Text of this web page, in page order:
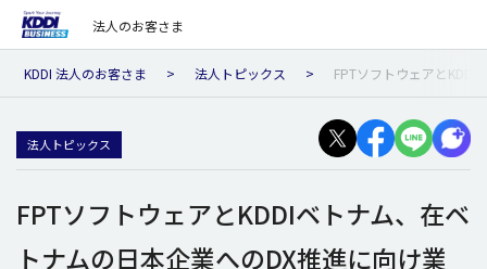
法人のお客さま
KDDI 法人のお客さま 法人トピックス FPTソフトウェアとKDDI
法人トピックス
FPTソフトウェアとKDDIベトナム、在ベ
トナムの日本企業へのDX推進に向け業